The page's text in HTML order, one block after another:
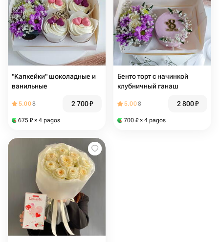
"Капкейки" шоколадные и
ванильные
5.008 2 700₽
675 ₽ × 4 pagos
Бенто торт с начинкой
клубничный ганаш
5.008 2 800₽
700 ₽ × 4 pagos